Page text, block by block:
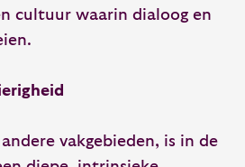
cultuur waarin dialoog en
vakgebieden, is in de